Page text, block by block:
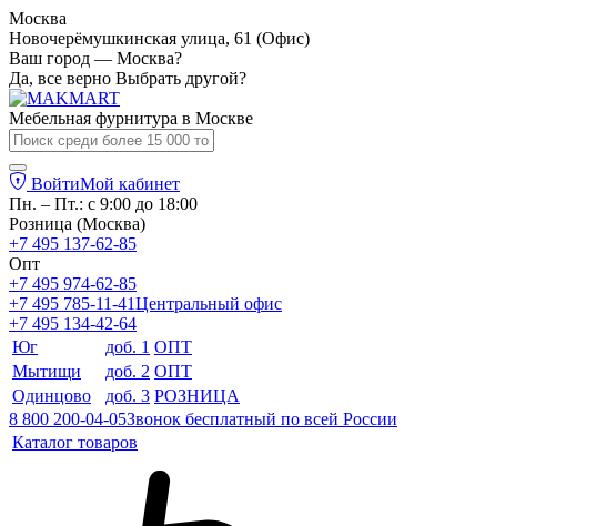
Москва
Новочерёмушкинская улица, 61 (Офис)
Ваш город — Москва?
Да, все верно Выбрать другой?
Мебельная фурнитура в Москве
ВойтиМой кабинет
Пн. – Пт.: с 9:00 до 18:00
Розница (Москва)
+7 495 137-62-85
Опт
+7 495 974-62-85
+7 495 785-11-41Центральный офис
+7 495 134-42-64
Юг
доб. 1 ОПТ
Мытищи
доб. 2 ОПТ
Одинцово
доб. 3 РОЗНИЦА
8 800 200-04-05Звонок бесплатный по всей России
Каталог товаров